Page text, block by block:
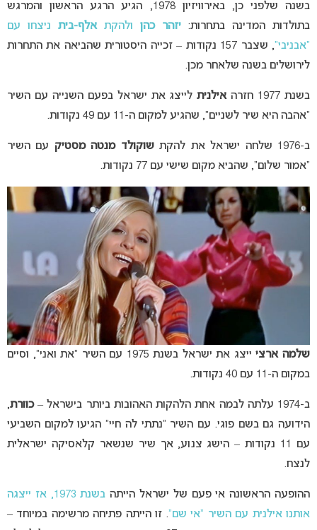
בשנה שלפני כן, באירוויזיון 1978, הגיע הרגע הראשון והמרגש
בתולדות המדינה בתחרות: יזהר כהן ולהקתאלף-בית ניצחו עם
“אבניבי”
, שצבר 157 נקודות – זכייה היסטורית שהביאה את התחרות
לירושלים בשנה שלאחר מכן.
בשנת 1977 חזרה אילניתלייצג את ישראל בפעם השנייה עם השיר
“אהבה היא שיר לשניים”, שהגיע למקום ה-11 עם 49 נקודות.
ב-1976 שלחה ישראל את להקת שוקולד מנטה מסטיק עם השיר
“אמור שלום”, שהביא מקום שישי עם 77 נקודות.
שלמה ארצי
ייצג את ישראל בשנת 1975 עם השיר “את ואני”, וסיים
במקום ה-11 עם 40 נקודות.
ב-1974 עלתה לבמה אחת הלהקות האהובות ביותר בישראל – כוורת,
הידועה גם בשם פוגי. עם השיר “נתתי לה חיי” הגיעו למקום השביעי
עם 11 נקודות – הישג צנוע, אך שיר שנשאר קלאסיקה ישראלית
לנצח.
ההופעה הראשונה אי פעם של ישראל הייתה
בשנת 1973, אז ייצגה
אותנו אילנית עם השיר “אי שם”. זו הייתה פתיחה מרשימה במיוחד –